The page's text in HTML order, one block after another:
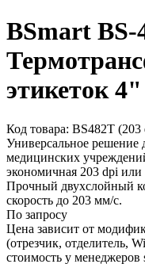
BSmart BS-
этикеток 4"
Код товара: BS482T
Универсальное решение
медицинских
экономичная 203 dpi или
Прочный двухслойный
скорость до 203 мм/с.
По запросу
Цена зависит от
(отрезчик, отделитель,
стоимость у менеджеров